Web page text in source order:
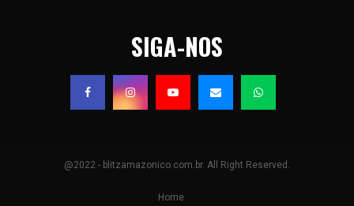
SIGA-NOS
@2022 - blitzamazonico.com.br. All Right Reserved.
Home